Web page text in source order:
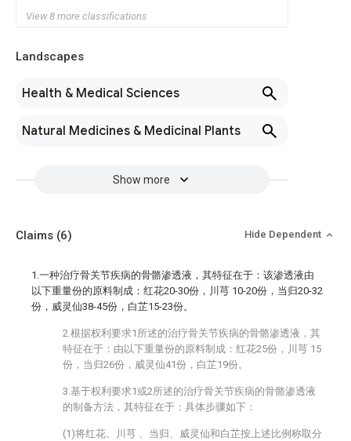
View 8 more classifications
Landscapes
Health & Medical Sciences
Natural Medicines & Medicinal Plants
Show more
Claims (6) Hide Dependent
1.一种治疗骨关节疾病的骨骼渗透液，其特征在于：该渗透液由
以下重量份的原料制成：红花20-30份，川芎 10-20份，当归20-32
份，威灵仙38-45份，白芷15-23份。
2.根据权利要求1所述的治疗骨关节疾病的骨骼渗透液，其
特征在于：由以下重量份的原料制成：红花25份，川芎 15
份，当归26份，威灵仙41份，白芷19份。
3.基于权利要求1或2所述的治疗骨关节疾病的骨骼渗透液
的制备方法，其特征在于：具体步骤如下：
(1)将红花、川芎 、当归、威灵仙和白芷按上述比例称取分